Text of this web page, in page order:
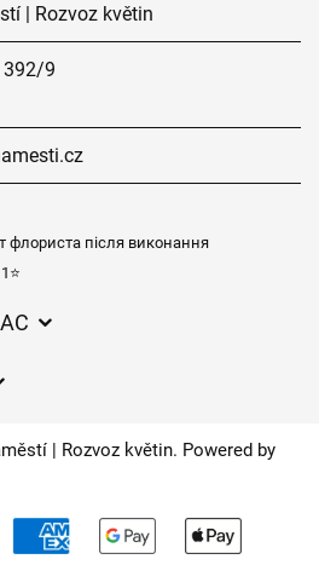
| Rozvoz květin
392/9
флориста після виконання
можливостей
| Rozvoz květin. Powered by